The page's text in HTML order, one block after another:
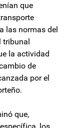
que
las normas del
la actividad
de
por el
que,